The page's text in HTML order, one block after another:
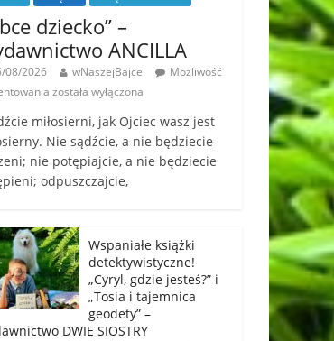
dziecko” –
ANCILLA
08/2026 wNaszejBajce
Możliwość
została wyłączona
miłosierni, jak Ojciec wasz jest
Nie sądźcie, a nie będziecie
nie potępiajcie, a nie będziecie
odpuszczajcie,
Wspaniałe książki
detektywistyczne!
„Cyryl, gdzie jesteś?” i
„Tosia i tajemnica
geodety” –
DWIE SIOSTRY